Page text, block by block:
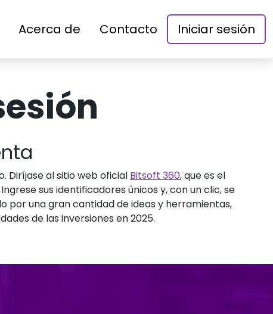
Acerca de Contacto Iniciar sesión
Diríjase al sitio web oficial Bitsoft 360, que es el
sus identificadores únicos y, con un clic, se
por una gran cantidad de ideas y herramientas,
de las inversiones en 2025.